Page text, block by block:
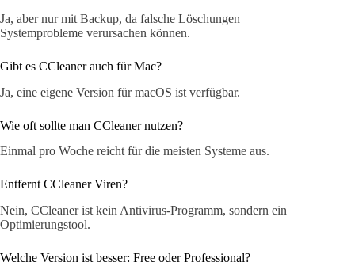
Ja, aber nur mit Backup, da falsche Löschungen
Systemprobleme verursachen können.
Gibt es CCleaner auch für Mac?
Ja, eine eigene Version für macOS ist verfügbar.
Wie oft sollte man CCleaner nutzen?
Einmal pro Woche reicht für die meisten Systeme aus.
Entfernt CCleaner Viren?
Nein, CCleaner ist kein Antivirus-Programm, sondern ein
Optimierungstool.
Welche Version ist besser: Free oder Professional?